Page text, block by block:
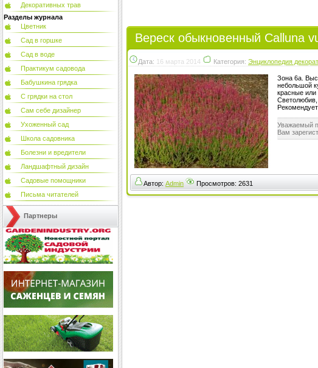
Декоративных трав
Разделы журнала
Цветник
Сад в горшке
Сад в воде
Практикум садовода
Бабушкина грядка
С грядки на стол
Сам себе дизайнер
Ухоженный сад
Школа садовника
Болезни и вредители
Ландшафтный дизайн
Садовые помощники
Письма читателей
Партнеры
Вереск обыкновенный Calluna
Дата: 16 марта 2014 Категория: Энциклопедия
Зона 6а.
небольшой
красные или
Светолюбив,
Уважаемый
Вам
Автор: Admin Просмотров: 2631